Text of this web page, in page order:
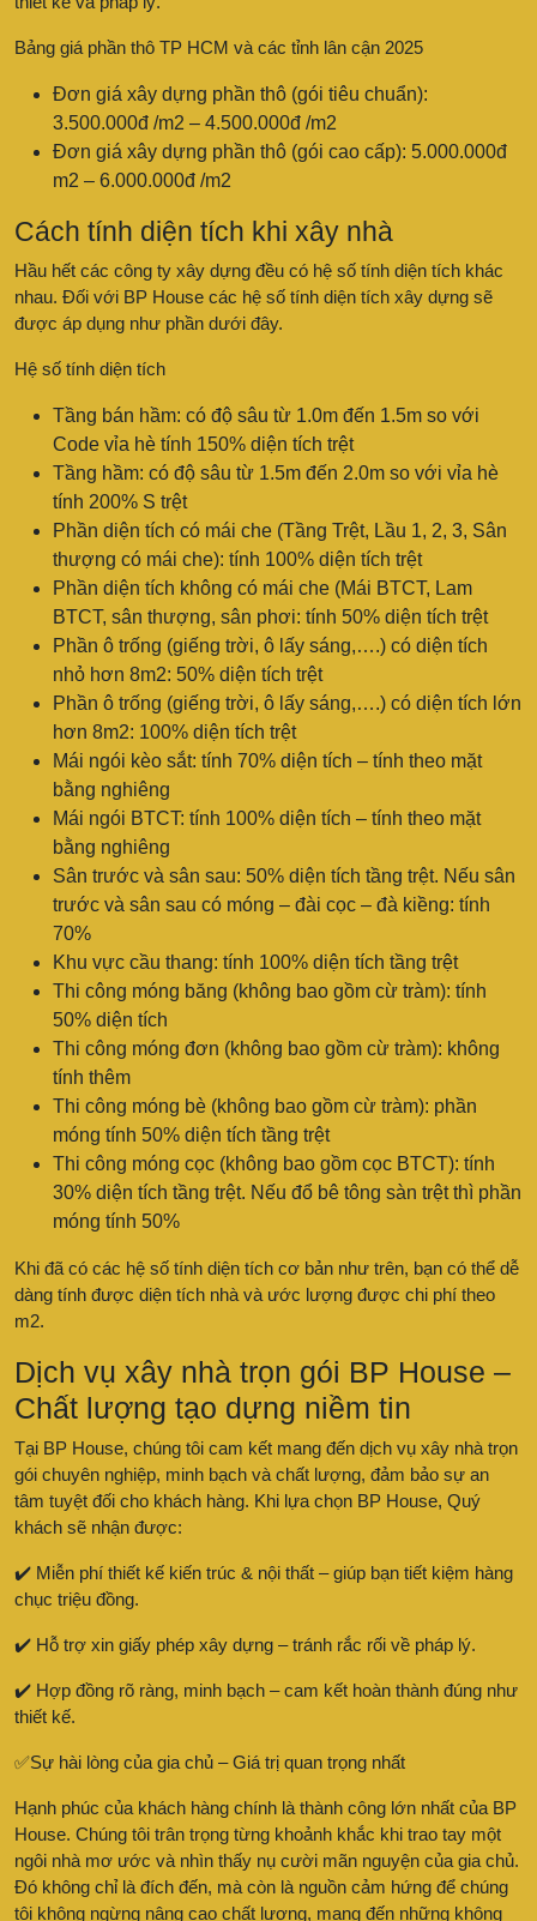
Bảng giá phần thô TP HCM và các tỉnh lân cận 2025
Đơn giá xây dựng phần thô (gói tiêu chuẩn):
3.500.000đ /m2 – 4.500.000đ /m2
Đơn giá xây dựng phần thô (gói cao cấp): 5.000.000đ
m2 – 6.000.000đ /m2
Cách tính diện tích khi xây nhà
Hầu hết các công ty xây dựng đều có hệ số tính diện tích khác
nhau. Đối với BP House các hệ số tính diện tích xây dựng sẽ
được áp dụng như phần dưới đây.
Hệ số tính diện tích
Tầng bán hầm: có độ sâu từ 1.0m đến 1.5m so với
Code vỉa hè tính 150% diện tích trệt
Tầng hầm: có độ sâu từ 1.5m đến 2.0m so với vỉa hè
tính 200% S trệt
Phần diện tích có mái che (Tầng Trệt, Lầu 1, 2, 3, Sân
thượng có mái che): tính 100% diện tích trệt
Phần diện tích không có mái che (Mái BTCT, Lam
BTCT, sân thượng, sân phơi: tính 50% diện tích trệt
Phần ô trống (giếng trời, ô lấy sáng,….) có diện tích
nhỏ hơn 8m2: 50% diện tích trệt
Phần ô trống (giếng trời, ô lấy sáng,….) có diện tích lớn
hơn 8m2: 100% diện tích trệt
Mái ngói kèo sắt: tính 70% diện tích – tính theo mặt
bằng nghiêng
Mái ngói BTCT: tính 100% diện tích – tính theo mặt
bằng nghiêng
Sân trước và sân sau: 50% diện tích tầng trệt. Nếu sân
trước và sân sau có móng – đài cọc – đà kiềng: tính
70%
Khu vực cầu thang: tính 100% diện tích tầng trệt
Thi công móng băng (không bao gồm cừ tràm): tính
50% diện tích
Thi công móng đơn (không bao gồm cừ tràm): không
tính thêm
Thi công móng bè (không bao gồm cừ tràm): phần
móng tính 50% diện tích tầng trệt
Thi công móng cọc (không bao gồm cọc BTCT): tính
30% diện tích tầng trệt. Nếu đổ bê tông sàn trệt thì phần
móng tính 50%
Khi đã có các hệ số tính diện tích cơ bản như trên, bạn có thể dễ
dàng tính được diện tích nhà và ước lượng được chi phí theo
m2.
Dịch vụ xây nhà trọn gói BP House –
Chất lượng tạo dựng niềm tin
Tại BP House, chúng tôi cam kết mang đến dịch vụ xây nhà trọn
gói chuyên nghiệp, minh bạch và chất lượng, đảm bảo sự an
tâm tuyệt đối cho khách hàng. Khi lựa chọn BP House, Quý
khách sẽ nhận được:
✔️ Miễn phí thiết kế kiến trúc & nội thất – giúp bạn tiết kiệm hàng
chục triệu đồng.
✔️ Hỗ trợ xin giấy phép xây dựng – tránh rắc rối về pháp lý.
✔️ Hợp đồng rõ ràng, minh bạch – cam kết hoàn thành đúng như
thiết kế.
✅Sự hài lòng của gia chủ – Giá trị quan trọng nhất
Hạnh phúc của khách hàng chính là thành công lớn nhất của BP
House. Chúng tôi trân trọng từng khoảnh khắc khi trao tay một
ngôi nhà mơ ước và nhìn thấy nụ cười mãn nguyện của gia chủ.
Đó không chỉ là đích đến, mà còn là nguồn cảm hứng để chúng
tôi không ngừng nâng cao chất lượng, mang đến những không